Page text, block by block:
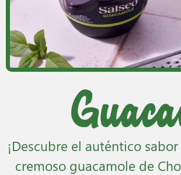
¡Descubre el auténtico
cremoso guacamole de